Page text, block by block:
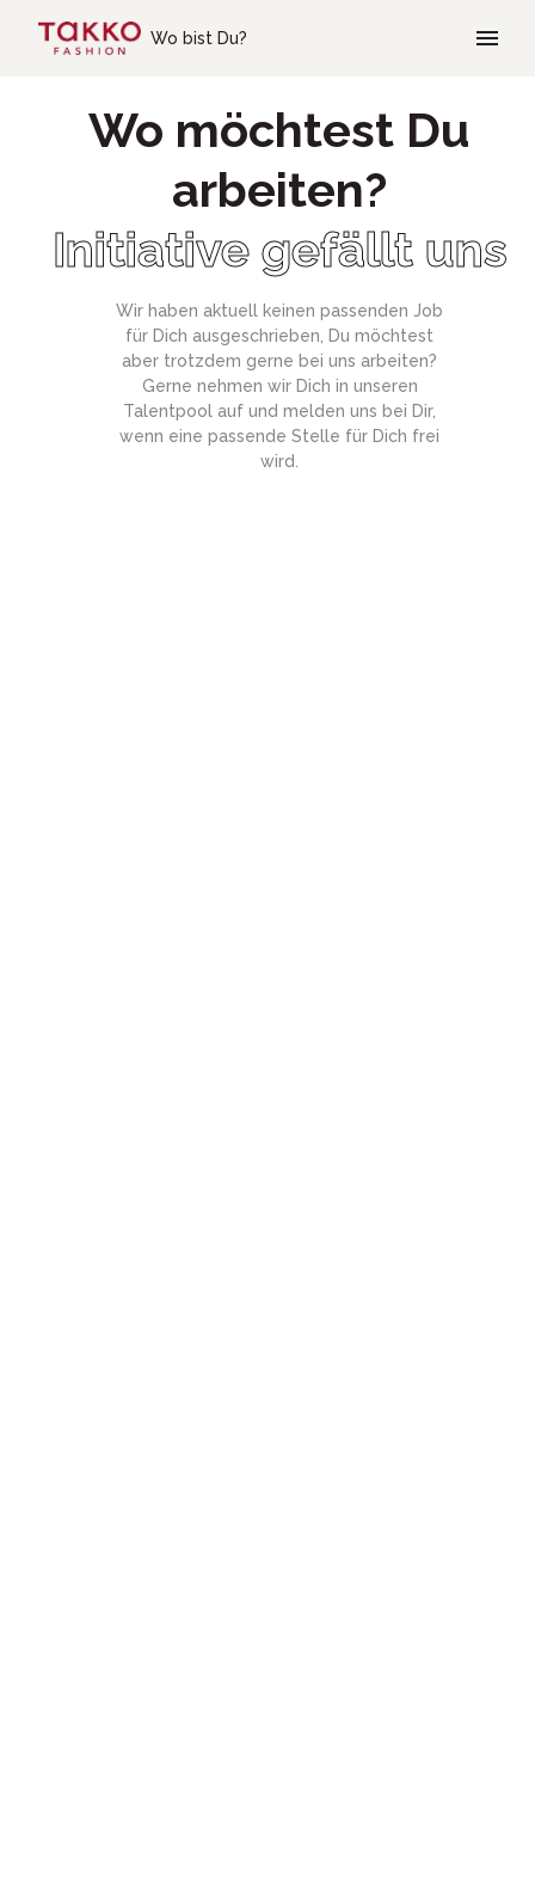
Wo bist Du?
Wo möchtest Du
arbeiten?
Initiative gefällt uns
Wir haben aktuell keinen passenden Job
für Dich ausgeschrieben, Du möchtest
aber trotzdem gerne bei uns arbeiten?
Gerne nehmen wir Dich in unseren
Talentpool auf und melden uns bei Dir,
wenn eine passende Stelle für Dich frei
wird.